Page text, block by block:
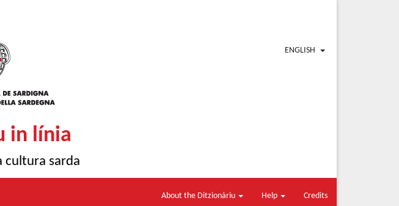
ENGLISH
in línia
cultura sarda
About the Ditzionàriu Help Credits